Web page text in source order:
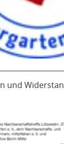
und